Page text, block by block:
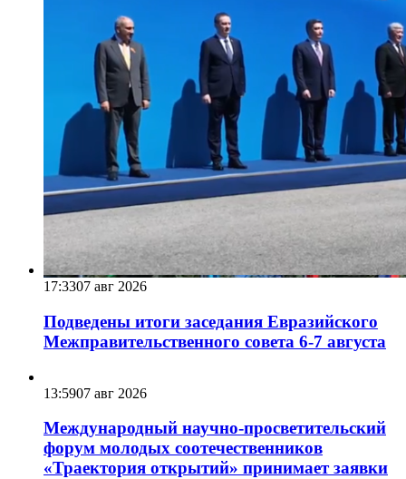
17:3307 авг 2026
Подведены итоги заседания Евразийского
Межправительственного совета 6-7 августа
13:5907 авг 2026
Международный научно-просветительский
форум молодых соотечественников
«Траектория открытий» принимает заявки